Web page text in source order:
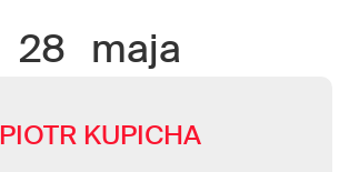
28 maja
PIOTR KUPICHA